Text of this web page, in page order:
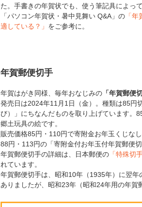
た。手書きの年賀状でも、使う筆記具によっ
「パソコン年賀状・暑中見舞い Q&A」の 「
適している？」 をご参考に。
年賀郵便切手
年賀はがき同様、毎年おなじみの 「年賀郵便
発売日は2024年11月1日（金）。種類は85円
び）」にちなんだものを取り上げています。
郷土玩具の絵です。
販売価格85円・110円で寄附金お年玉くじな
88円・113円の「寄附金付お年玉付年賀郵便切
年賀郵便切手の詳細は、日本郵便の 「特殊切
れています。
年賀郵便切手は、昭和10年（1935年）に翌
ありましたが、昭和23年（昭和24年用の年賀